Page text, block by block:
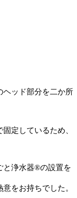
ヘッド部分を二か所
定しているため、
と浄水器®の設置を
をお持ちでした。